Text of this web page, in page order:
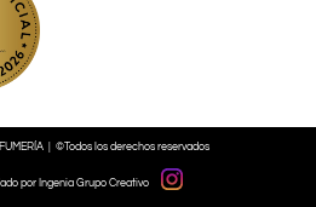
| ©Todos los derechos reservados
por Ingenia Grupo Creativo